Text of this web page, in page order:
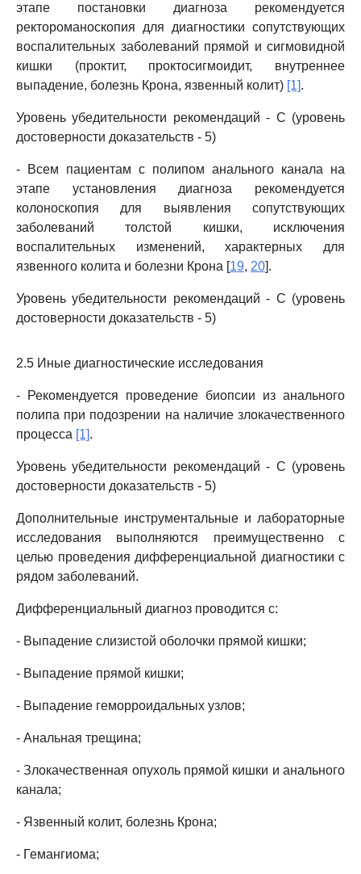
этапе постановки диагноза рекомендуется
ректороманоскопия для диагностики сопутствующих
воспалительных заболеваний прямой и сигмовидной
кишки (проктит, проктосигмоидит, внутреннее
выпадение, болезнь Крона, язвенный колит) [1].
Уровень убедительности рекомендаций - C (уровень
достоверности доказательств - 5)
- Всем пациентам с полипом анального канала на
этапе установления диагноза рекомендуется
колоноскопия для выявления сопутствующих
заболеваний толстой кишки, исключения
воспалительных изменений, характерных для
язвенного колита и болезни Крона [19, 20].
Уровень убедительности рекомендаций - C (уровень
достоверности доказательств - 5)
2.5 Иные диагностические исследования
- Рекомендуется проведение биопсии из анального
полипа при подозрении на наличие злокачественного
процесса [1].
Уровень убедительности рекомендаций - C (уровень
достоверности доказательств - 5)
Дополнительные инструментальные и лабораторные
исследования выполняются преимущественно с
целью проведения дифференциальной диагностики с
рядом заболеваний.
Дифференциальный диагноз проводится с:
- Выпадение слизистой оболочки прямой кишки;
- Выпадение прямой кишки;
- Выпадение геморроидальных узлов;
- Анальная трещина;
- Злокачественная опухоль прямой кишки и анального
канала;
- Язвенный колит, болезнь Крона;
- Гемангиома;